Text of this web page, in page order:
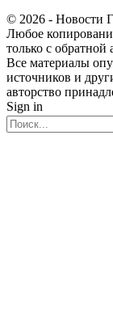
© 2026 - Новости
Любое
только с обратной
Все материалы
источников и
авторство
Sign in